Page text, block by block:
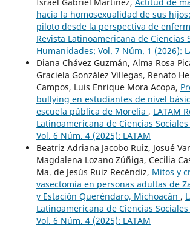
Israel Gabriel Martínez, Actitud de
hacia la homosexualidad de sus
piloto desde la perspectiva de
Revista Latinoamericana de Ciencias
Humanidades: Vol. 7 Núm. 1 (2026):
Diana Chávez Guzmán, Alma Rosa
Graciela González Villegas, Renato
Campos, Luis Enrique Mora Acopa,
bullying en estudiantes de nivel
escuela pública de Morelia , LATAM
Latinoamericana de Ciencias
Vol. 6 Núm. 4 (2025): LATAM
Beatriz Adriana Jacobo Ruiz, Josué
Magdalena Lozano Zúñiga, Cecilia
Ma. de Jesús Ruiz Recéndiz, Mitos y
vasectomía en personas adultas de
y Estación Queréndaro, Michoacán ,
Latinoamericana de Ciencias
Vol. 6 Núm. 4 (2025): LATAM